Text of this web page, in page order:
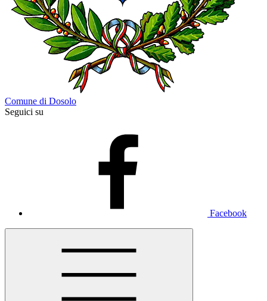
Comune di Dosolo
Seguici su
Facebook